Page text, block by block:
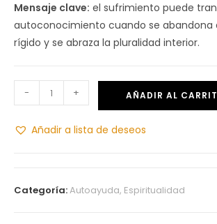
Mensaje clave: el sufrimiento puede
autoconocimiento cuando se abandona
rígido y se abraza la pluralidad interior.
- + AÑADIR AL
Añadir a lista de deseos
Categoría:Autoayuda, Espiritualidad